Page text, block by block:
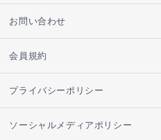
お問い合わせ
会員規約
プライバシーポリシー
ソーシャルメディアポリシー